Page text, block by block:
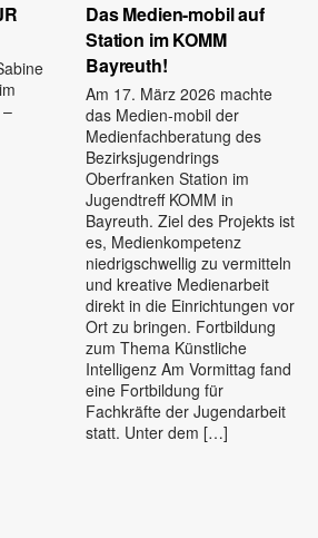
Das Medien-mobil auf
Station im KOMM
Bayreuth!
Am 17. März 2026 machte
das Medien-mobil der
Medienfachberatung des
Bezirksjugendrings
Oberfranken Station im
Jugendtreff KOMM in
Bayreuth. Ziel des Projekts ist
es, Medienkompetenz
niedrigschwellig zu vermitteln
und kreative Medienarbeit
direkt in die Einrichtungen vor
Ort zu bringen. Fortbildung
zum Thema Künstliche
Intelligenz Am Vormittag fand
eine Fortbildung für
Fachkräfte der Jugendarbeit
statt. Unter dem […]